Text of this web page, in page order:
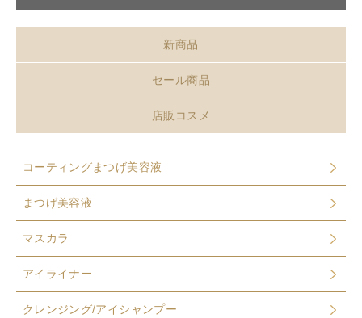
新商品
セール商品
店販コスメ
コーティングまつげ美容液
まつげ美容液
マスカラ
アイライナー
クレンジング/アイシャンプー